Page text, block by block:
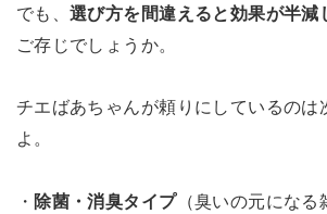
でも、選び方を間違えると効果が半減
ご存じでしょうか。
チエばあちゃんが頼りにしているのは
よ。
・ 除菌・消臭タイプ（臭いの元になる